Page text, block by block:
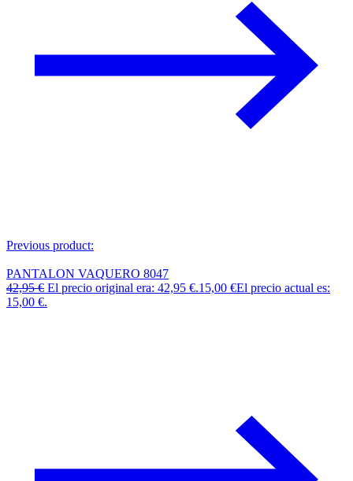
Previous product:
PANTALON VAQUERO 8047
42,95€ El precio original era: 42,95 €.15,00 €El precio actual es:
15,00 €.